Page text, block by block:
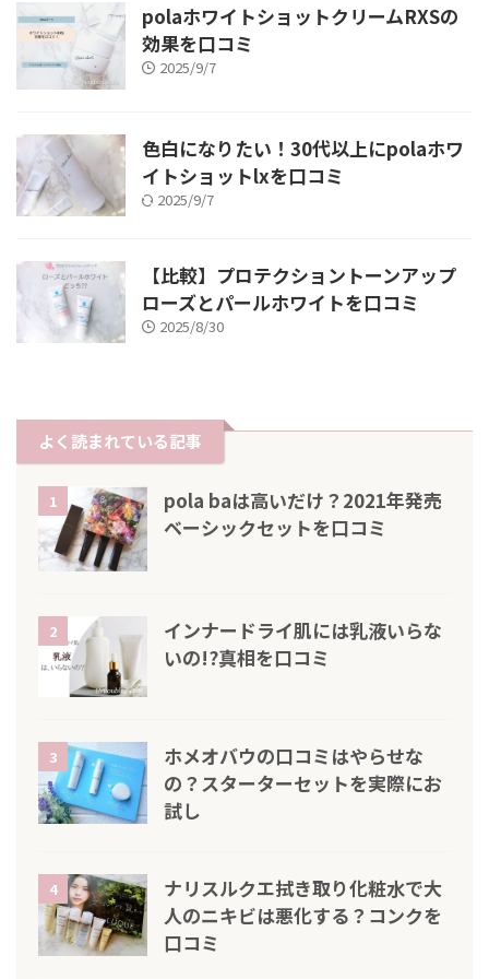
polaホワイトショットクリームRXSの
効果を口コミ
2025/9/7
色白になりたい！30代以上にpolaホワ
イトショットlxを口コミ
2025/9/7
【比較】プロテクショントーンアップ
ローズとパールホワイトを口コミ
2025/8/30
よく読まれている記事
1
pola baは高いだけ？2021年発売
ベーシックセットを口コミ
2
インナードライ肌には乳液いらな
いの!?真相を口コミ
3
ホメオバウの口コミはやらせな
の？スターターセットを実際にお
試し
4
ナリスルクエ拭き取り化粧水で大
人のニキビは悪化する？コンクを
口コミ